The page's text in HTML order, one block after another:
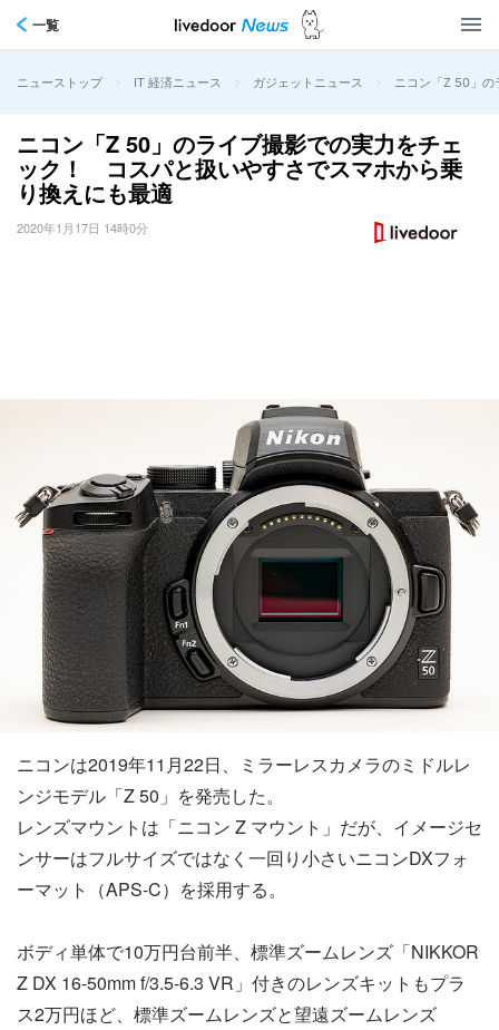
一覧
ニューストップ > IT 経済ニュース > ガジェットニュース > ニコン「Z 50」
ニコン「Z 50」のライブ撮影での実力をチェ
ック！ コスパと扱いやすさでスマホから乗
り換えにも最適
2020年1月17日 14時0分
ニコンは2019年11月22日、ミラーレスカメラのミドルレ
ンジモデル「Z 50」を発売した。
レンズマウントは「ニコン Z マウント」だが、イメージセ
ンサーはフルサイズではなく一回り小さいニコンDXフォ
ーマット（APS-C）を採用する。
ボディ単体で10万円台前半、標準ズームレンズ「NIKKOR
Z DX 16-50mm f/3.5-6.3 VR」付きのレンズキットもプラ
ス2万円ほど、標準ズームレンズと望遠ズームレンズ